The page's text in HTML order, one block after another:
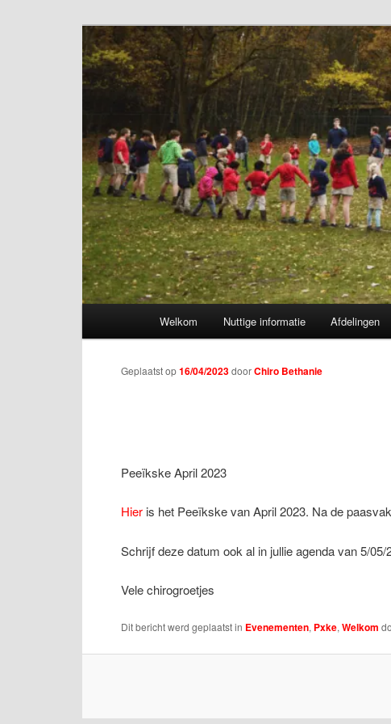
Chiro Bethanie
Welkom Nuttige informatie Afdelingen
Geplaatst op16/04/2023doorChiro Bethanie
Peeïkske April 2023
Hier is het Peeïkske van April 2023. Na de
Schrijf deze datum ook al in jullie agenda van 5/
Vele chirogroetjes
Dit bericht werd geplaatst in Evenementen, Pxke, Welkom